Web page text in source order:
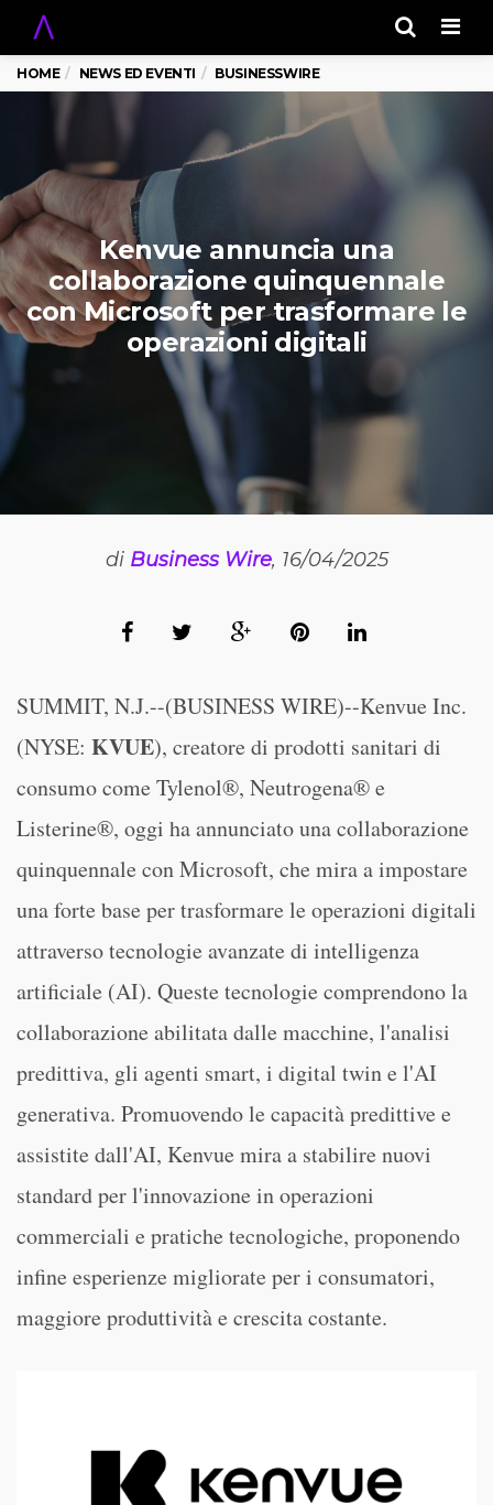
HOME NEWS ED EVENTI BUSINESSWIRE
Kenvue annuncia una
collaborazione quinquennale
con Microsoft per trasformare le
operazioni digitali
di Business Wire, 16/04/2025
SUMMIT, N.J.--(BUSINESS WIRE)--Kenvue Inc.
(NYSE: KVUE), creatore di prodotti sanitari di
consumo come Tylenol®, Neutrogena® e
Listerine®, oggi ha annunciato una collaborazione
quinquennale con Microsoft, che mira a impostare
una forte base per trasformare le operazioni digitali
attraverso tecnologie avanzate di intelligenza
artificiale (AI). Queste tecnologie comprendono la
collaborazione abilitata dalle macchine, l'analisi
predittiva, gli agenti smart, i digital twin e l'AI
generativa. Promuovendo le capacità predittive e
assistite dall'AI, Kenvue mira a stabilire nuovi
standard per l'innovazione in operazioni
commerciali e pratiche tecnologiche, proponendo
infine esperienze migliorate per i consumatori,
maggiore produttività e crescita costante.